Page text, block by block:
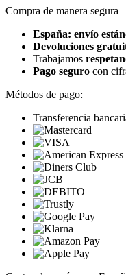
Compra de manera segura
España: envío
Devoluciones
Trabajamos
Pago seguro con
Métodos de pago:
Transferencia